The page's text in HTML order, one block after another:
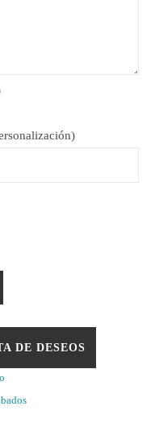
cantidad
DE DESEOS